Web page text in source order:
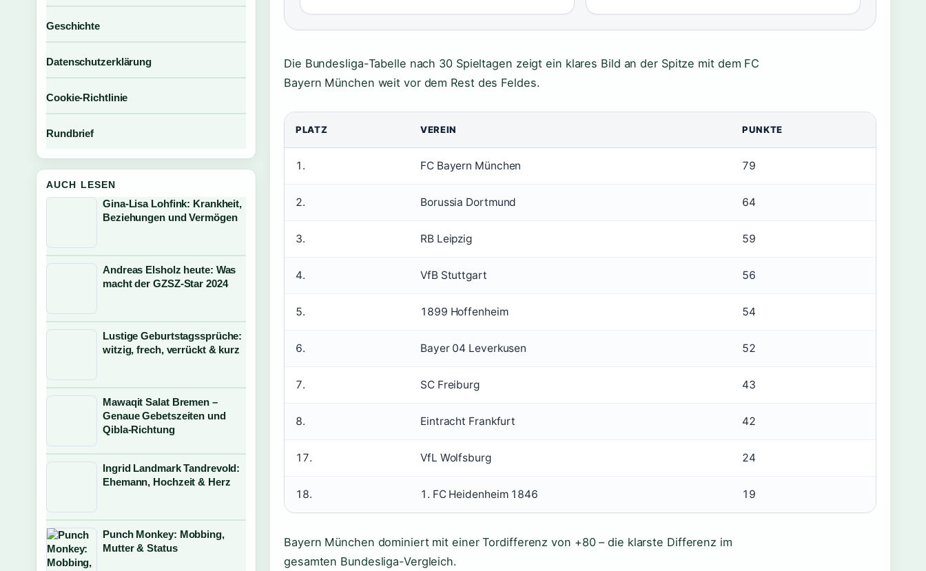
Die Bundesliga-Tabelle nach 30 Spieltagen zeigt ein klares Bild an der Spitze mit dem FC
Bayern München weit vor dem Rest des Feldes.
PLATZ VEREIN PUNKTE
1. FC Bayern München 79
2. Borussia Dortmund 64
3. RB Leipzig 59
4. VfB Stuttgart 56
5. 1899 Hoffenheim 54
6. Bayer 04 Leverkusen 52
7. SC Freiburg 43
8. Eintracht Frankfurt 42
17. VfL Wolfsburg 24
18. 1. FC Heidenheim 1846 19
Bayern München dominiert mit einer Tordifferenz von +80 – die klarste Differenz im
gesamten Bundesliga-Vergleich.
Geschichte
Datenschutzerklärung
Cookie-Richtlinie
Rundbrief
AUCH LESEN
Gina-Lisa Lohfink: Krankheit,
Beziehungen und Vermögen
Andreas Elsholz heute: Was
macht der GZSZ-Star 2024
Lustige Geburtstagssprüche:
witzig, frech, verrückt & kurz
Mawaqit Salat Bremen –
Genaue Gebetszeiten und
Qibla-Richtung
Ingrid Landmark Tandrevold:
Ehemann, Hochzeit & Herz
Punch Monkey: Mobbing,
Mutter & Status